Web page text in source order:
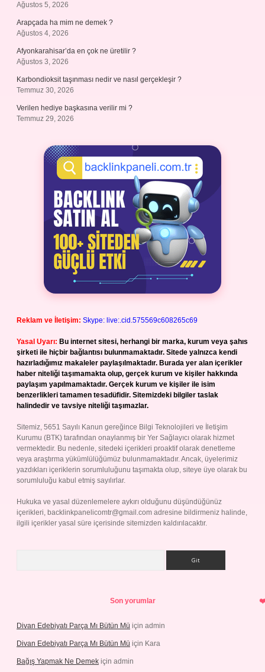
Ağustos 5, 2026
Arapçada ha mim ne demek ?
Ağustos 4, 2026
Afyonkarahisar’da en çok ne üretilir ?
Ağustos 3, 2026
Karbondioksit taşınması nedir ve nasıl gerçekleşir ?
Temmuz 30, 2026
Verilen hediye başkasına verilir mi ?
Temmuz 29, 2026
Reklam ve İletişim: Skype: live:.cid.575569c608265c69
Yasal Uyarı: Bu internet sitesi, herhangi bir marka, kurum veya şahıs
şirketi ile hiçbir bağlantısı bulunmamaktadır. Sitede yalnızca kendi
hazırladığımız makaleler paylaşılmaktadır. Burada yer alan içerikler
haber niteliği taşımamakta olup, gerçek kurum ve kişiler hakkında
paylaşım yapılmamaktadır. Gerçek kurum ve kişiler ile isim
benzerlikleri tamamen tesadüfidir. Sitemizdeki bilgiler taslak
halindedir ve tavsiye niteliği taşımazlar.
Sitemiz, 5651 Sayılı Kanun gereğince Bilgi Teknolojileri ve İletişim
Kurumu (BTK) tarafından onaylanmış bir Yer Sağlayıcı olarak hizmet
vermektedir. Bu nedenle, sitedeki içerikleri proaktif olarak denetleme
veya araştırma yükümlülüğümüz bulunmamaktadır. Ancak, üyelerimiz
yazdıkları içeriklerin sorumluluğunu taşımakta olup, siteye üye olarak bu
sorumluluğu kabul etmiş sayılırlar.
Hukuka ve yasal düzenlemelere aykırı olduğunu düşündüğünüz
içerikleri, backlinkpanelicomtr@gmail.com adresine bildirmeniz halinde,
ilgili içerikler yasal süre içerisinde sitemizden kaldırılacaktır.
Son yorumlar
Divan Edebiyatı Parça Mı Bütün Mü için admin
Divan Edebiyatı Parça Mı Bütün Mü için Kara
Bağış Yapmak Ne Demek için admin